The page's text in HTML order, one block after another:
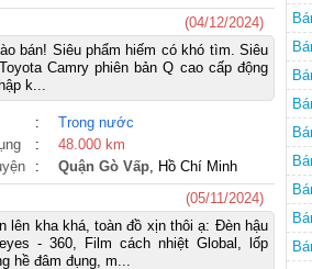
(04/12/2024)
bán! Siêu phẩm hiếm có khó tìm. Siêu
Camry phiên bản Q cao cấp động
k...
:
Trong nước
:
48.000 km
: Quận Gò Vấp, Hồ Chí Minh
(05/11/2024)
lên kha khá, toàn đồ xịn thôi ạ: Đèn hậu
- 360, Film cách nhiệt Global, lốp
hề đâm đụng, m...